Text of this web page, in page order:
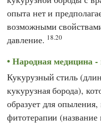
опыта нет и
возможными
давление. 18.20
Народная медицина
Кукурузный стиль
кукурузная борода),
образует для
фитотерапии (название